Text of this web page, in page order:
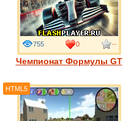
Чемпионат Формулы GT
755 0 --
HTML5